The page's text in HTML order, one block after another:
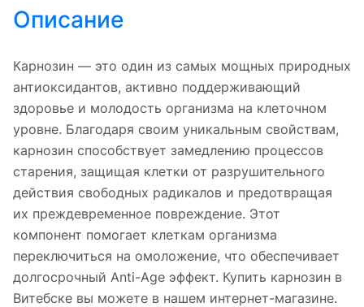
Описание
Карнозин — это один из самых мощных природных
антиоксидантов, активно поддерживающий
здоровье и молодость организма на клеточном
уровне. Благодаря своим уникальным свойствам,
карнозин способствует замедлению процессов
старения, защищая клетки от разрушительного
действия свободных радикалов и предотвращая
их преждевременное повреждение. Этот
компонент помогает клеткам организма
переключиться на омоложение, что обеспечивает
долгосрочный Anti-Age эффект. Купить карнозин в
Витебске вы можете в нашем интернет-магазине.